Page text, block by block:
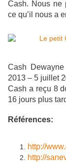
Cash. Nous ne
ce qu’il nous a
Cash
2013 – 5 juillet
Cash a reçu 8
16 jours plus
Références:
http://
http://